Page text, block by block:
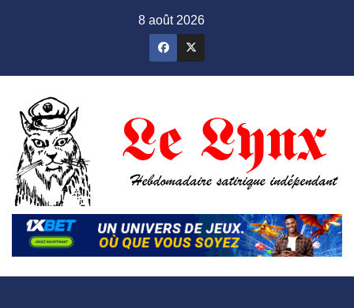
8 août 2026